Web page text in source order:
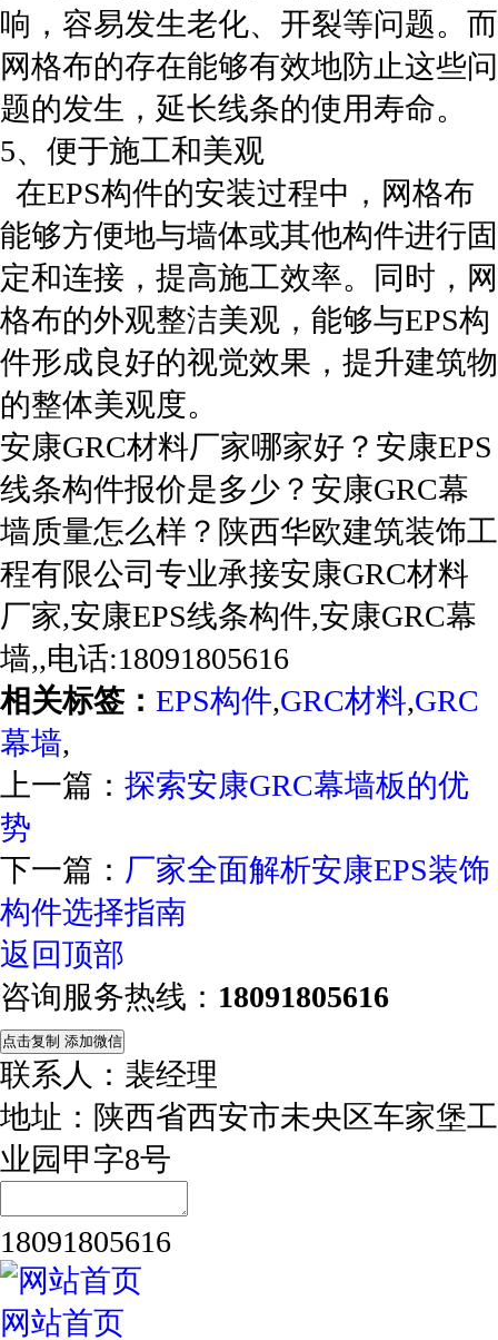
响，容易发生老化、开裂等问题。而
网格布的存在能够有效地防止这些问
题的发生，延长线条的使用寿命。
5、便于施工和美观
在EPS构件的安装过程中，网格布
能够方便地与墙体或其他构件进行固
定和连接，提高施工效率。同时，网
格布的外观整洁美观，能够与EPS构
件形成良好的视觉效果，提升建筑物
的整体美观度。
安康GRC材料厂家哪家好？安康EPS
线条构件报价是多少？安康GRC幕
墙质量怎么样？陕西华欧建筑装饰工
程有限公司专业承接安康GRC材料
厂家,安康EPS线条构件,安康GRC幕
墙,,电话:18091805616
相关标签： EPS构件,GRC材料,GRC
幕墙,
上一篇： 探索安康GRC幕墙板的优
势
下一篇： 厂家全面解析安康EPS装饰
构件选择指南
返回顶部
咨询服务热线： 18091805616
点击复制 添加微信
联系人：裴经理
地址：陕西省西安市未央区车家堡工
业园甲字8号
18091805616
网站首页